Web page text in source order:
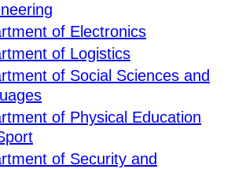
of Electronics
of Logistics
of Social Sciences and
of Physical Education
of Security and